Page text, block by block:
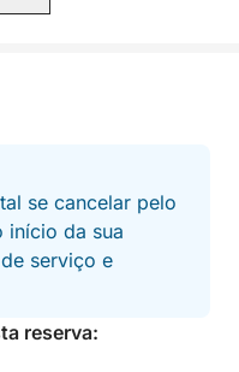
se cancelar pelo
início da sua
serviço e
reserva: